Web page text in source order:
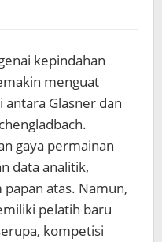
kepindahan
menguat
antara Glasner dan
gaya permainan
data analitik,
atas. Namun,
pelatih baru
kompetisi